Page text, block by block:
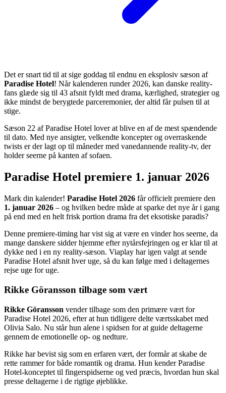
Det er snart tid til at sige goddag til endnu en eksplosiv sæson af
Paradise Hotel! Når kalenderen runder 2026, kan danske reality-
fans glæde sig til 43 afsnit fyldt med drama, kærlighed, strategier og
ikke mindst de berygtede parceremonier, der altid får pulsen til at
stige.
Sæson 22 af Paradise Hotel lover at blive en af de mest spændende
til dato. Med nye ansigter, velkendte koncepter og overraskende
twists er der lagt op til måneder med vanedannende reality-tv, der
holder seerne på kanten af sofaen.
Paradise Hotel premiere 1. januar 2026
Mark din kalender! Paradise Hotel 2026 får officielt premiere den
1. januar 2026 – og hvilken bedre måde at sparke det nye år i gang
på end med en helt frisk portion drama fra det eksotiske paradis?
Denne premiere-timing har vist sig at være en vinder hos seerne, da
mange danskere sidder hjemme efter nytårsfejringen og er klar til at
dykke ned i en ny reality-sæson. Viaplay har igen valgt at sende
Paradise Hotel afsnit hver uge, så du kan følge med i deltagernes
rejse uge for uge.
Rikke Göransson tilbage som vært
Rikke Göransson vender tilbage som den primære vært for
Paradise Hotel 2026, efter at hun tidligere delte værtsskabet med
Olivia Salo. Nu står hun alene i spidsen for at guide deltagerne
gennem de emotionelle op- og nedture.
Rikke har bevist sig som en erfaren vært, der formår at skabe de
rette rammer for både romantik og drama. Hun kender Paradise
Hotel-konceptet til fingerspidserne og ved præcis, hvordan hun skal
presse deltagerne i de rigtige øjeblikke.